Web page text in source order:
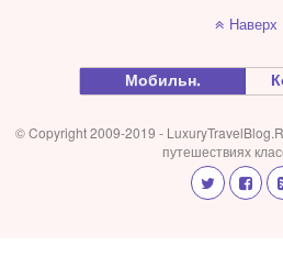
Наверх
Мобильн.
© Copyright 2009-2019 -
путешествиях